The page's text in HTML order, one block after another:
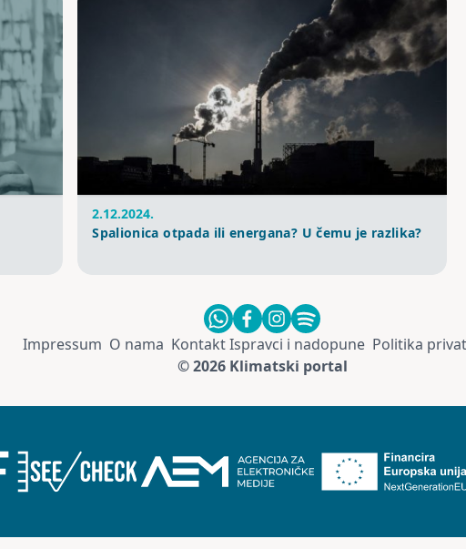
2.12.2024.
Spalionica otpada ili energana? U čemu je razlika?
Impressum O nama KontaktIspravci i nadopune Politika
© 2026 Klimatski portal